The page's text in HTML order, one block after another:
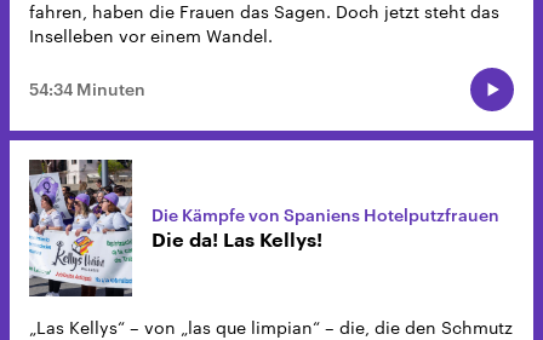
fahren, haben die Frauen das Sagen. Doch jetzt steht das
Inselleben vor einem Wandel.
54:34 Minuten
Die Kämpfe von Spaniens Hotelputzfrauen
Die da! Las Kellys!
„Las Kellys“ – von „las que limpian“ – die, die den Schmutz